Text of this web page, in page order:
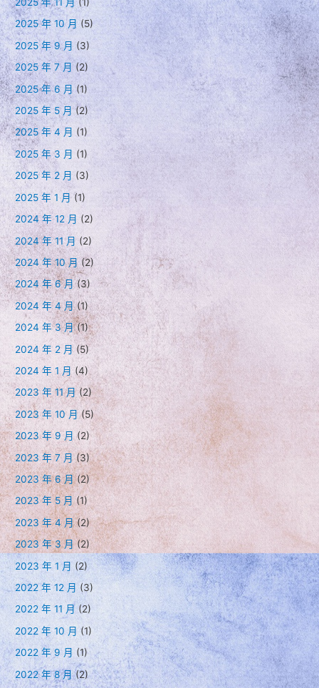
2025 年 10 月(5)
2025 年 9 月 (3)
2025 年 7 月 (2)
2025 年 6 月 (1)
2025 年 5 月(2)
2025 年 4 月 (1)
2025 年 3 月 (1)
2025 年 2 月 (3)
2025 年 1 月 (1)
2024 年 12 月 (2)
2024 年 11 月 (2)
2024 年 10 月 (2)
2024 年 6 月(3)
2024 年 4 月(1)
2024 年 3 月(1)
2024 年 2 月 (5)
2024 年 1 月 (4)
2023 年 11 月(2)
2023 年 10 月 (5)
2023 年 9 月 (2)
2023 年 7 月(3)
2023 年 6 月(2)
2023 年 5 月(1)
2023 年 4 月(2)
2023 年 3 月(2)
2023 年 1 月 (2)
2022 年 12 月(3)
2022 年 11 月 (2)
2022 年 10 月 (1)
2022 年 9 月 (1)
2022 年 8 月(2)